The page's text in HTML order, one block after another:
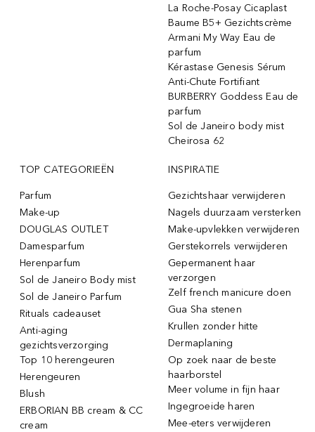
La Roche-Posay Cicaplast
Baume B5+ Gezichtscrème
Armani My Way Eau de
parfum
Kérastase Genesis Sérum
Anti-Chute Fortifiant
BURBERRY Goddess Eau de
parfum
Sol de Janeiro body mist
Cheirosa 62
TOP CATEGORIEËN
Parfum
Make-up
DOUGLAS OUTLET
Damesparfum
Herenparfum
Sol de Janeiro Body mist
Sol de Janeiro Parfum
Rituals cadeauset
Anti-aging
gezichtsverzorging
Top 10 herengeuren
Herengeuren
Blush
ERBORIAN BB cream & CC
cream
INSPIRATIE
Gezichtshaar verwijderen
Nagels duurzaam versterken
Make-upvlekken verwijderen
Gerstekorrels verwijderen
Gepermanent haar
verzorgen
Zelf french manicure doen
Gua Sha stenen
Krullen zonder hitte
Dermaplaning
Op zoek naar de beste
haarborstel
Meer volume in fijn haar
Ingegroeide haren
Mee-eters verwijderen